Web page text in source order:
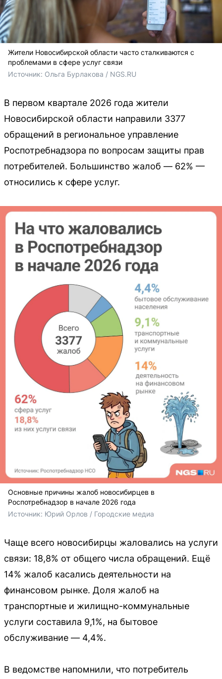
Жители Новосибирской области часто сталкиваются с
проблемами в сфере услуг связи
Источник: Ольга Бурлакова / NGS.RU
В первом квартале 2026 года жители
Новосибирской области направили 3377
обращений в региональное управление
Роспотребнадзора по вопросам защиты прав
потребителей. Большинство жалоб — 62% —
относились к сфере услуг.
Основные причины жалоб новосибирцев в
Роспотребнадзор в начале 2026 года
Источник: Юрий Орлов / Городские медиа
Чаще всего новосибирцы жаловались на услуги
связи: 18,8% от общего числа обращений. Ещё
14% жалоб касались деятельности на
финансовом рынке. Доля жалоб на
транспортные и жилищно-коммунальные
услуги составила 9,1%, на бытовое
обслуживание — 4,4%.
В ведомстве напомнили, что потребитель